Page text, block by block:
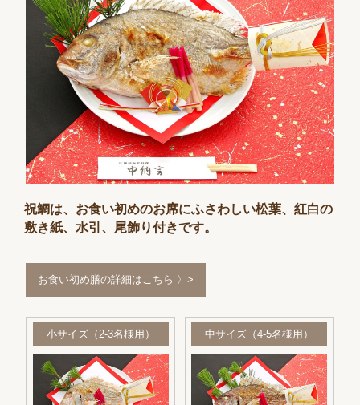
祝鯛は、お食い初めのお席にふさわしい松葉、紅白の
敷き紙、水引、尾飾り付きです。
お食い初め膳の詳細はこちら 〉>
小サイズ（2-3名様用） 中サイズ（4-5名様用）